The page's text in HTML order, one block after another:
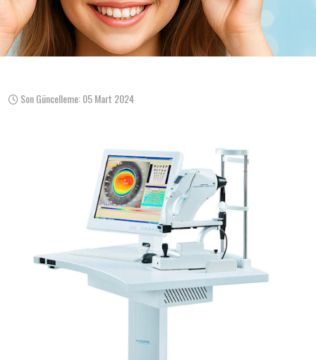
Son Güncelleme: 05 Mart 2024